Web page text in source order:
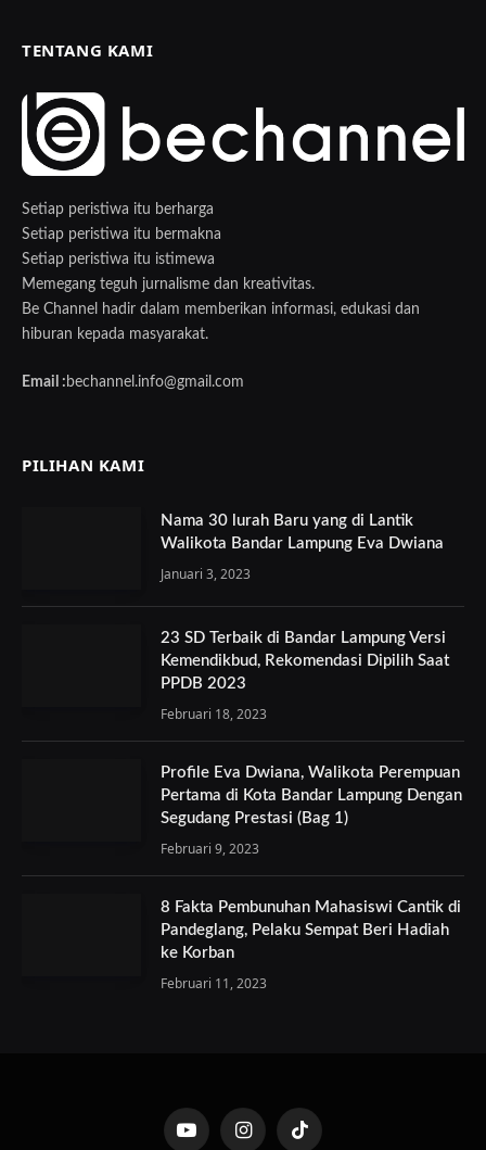
TENTANG KAMI
Setiap peristiwa itu berharga
Setiap peristiwa itu bermakna
Setiap peristiwa itu istimewa
Memegang teguh jurnalisme dan kreativitas.
Be Channel hadir dalam memberikan informasi, edukasi dan
hiburan kepada masyarakat.
Email : bechannel.info@gmail.com
PILIHAN KAMI
Nama 30 lurah Baru yang di Lantik
Walikota Bandar Lampung Eva Dwiana
Januari 3, 2023
23 SD Terbaik di Bandar Lampung Versi
Kemendikbud, Rekomendasi Dipilih Saat
PPDB 2023
Februari 18, 2023
Profile Eva Dwiana, Walikota Perempuan
Pertama di Kota Bandar Lampung Dengan
Segudang Prestasi (Bag 1)
Februari 9, 2023
8 Fakta Pembunuhan Mahasiswi Cantik di
Pandeglang, Pelaku Sempat Beri Hadiah
ke Korban
Februari 11, 2023
YouTube InstagramTikTok